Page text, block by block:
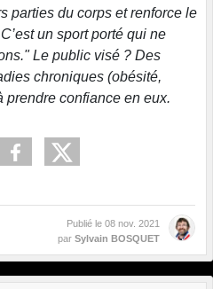
parties du corps et renforce le
un sport porté qui ne
Le public visé ? Des
chroniques (obésité,
prendre confiance en eux.
Publié le 08 nov. 2021
par Sylvain BOSQUET